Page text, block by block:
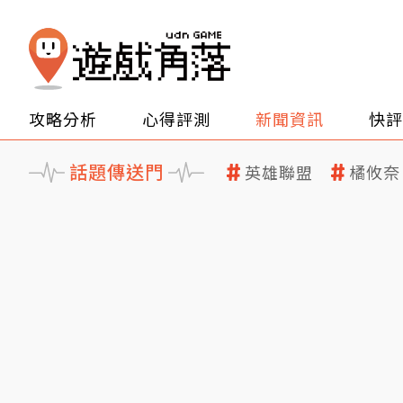
攻略分析 心得評測 新聞資訊 快
話題傳送門 英雄聯盟 橘攸奈